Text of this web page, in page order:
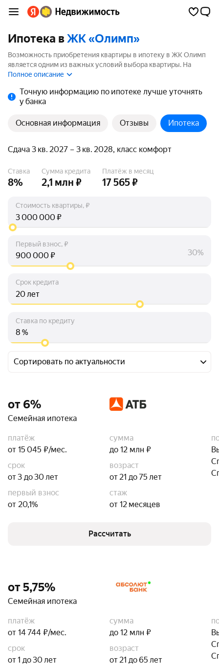
Ипотека вЖК «Олимп»
Возможность приобретения квартиры в ипотеку в ЖК Олимп
является одним из важных условий выбора квартиры. На
странице мы собрали программы кредитования банков для
Полное описание
Точную информацию по ипотеке лучше уточнять
у банка
Основная информация Отзывы Ипотека
Сдача 3 кв. 2027 – 3 кв. 2028, класс комфорт
Ставка
8%
Сумма кредита
2,1 млн ₽
Платёж в месяц
17 565 ₽
Стоимость квартиры, ₽
₽
Первый взнос, ₽
₽ 30%
Срок кредита
лет
Ставка по кредиту
%
Сортировать по актуальности
от 6%
Семейная ипотека
платёж
от 15 045 ₽/мес.
сумма
до 12 млн ₽
срок
от 3 до 30 лет
возраст
от 21 до 75 лет
первый взнос
от 20,1%
стаж
от 12 месяцев
Рассчитать
от 5,75%
Семейная ипотека
платёж
от 14 744 ₽/мес.
сумма
до 12 млн ₽
срок
от 1 до 30 лет
возраст
от 21 до 65 лет